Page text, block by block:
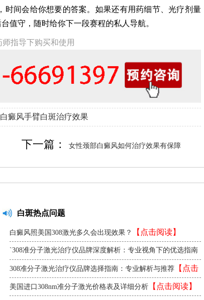
时间会给你想要的答案。如果还有用药细节、光疗剂量
值守，随时给你下一段赛程的私人导航。
指导下购买和使用
白癜风手臂白斑治疗效果
下一篇：女性颈部白癜风如何治疗效果有保障
白斑热点问题
白癜风照美国308激光多久会出现效果？ 【点击阅读】
`308准分子激光治疗仪品牌深度解析：专业视角下的优选指南
`【点击阅读】
308准分子激光治疗仪品牌选择指南：专业解析与推荐【点击
阅读】
美国进口308nm准分子激光价格表及详细分析【点击阅读】